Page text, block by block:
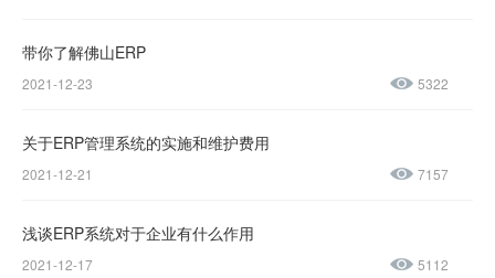
带你了解佛山ERP
2021-12-23 5322
关于ERP管理系统的实施和维护费用
2021-12-21 7157
浅谈ERP系统对于企业有什么作用
2021-12-17 5112
4155
1237-